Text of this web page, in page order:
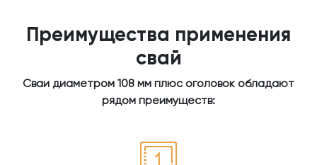
Преимущества применения
свай
Сваи диаметром 108 мм плюс оголовок обладают
рядом преимуществ: